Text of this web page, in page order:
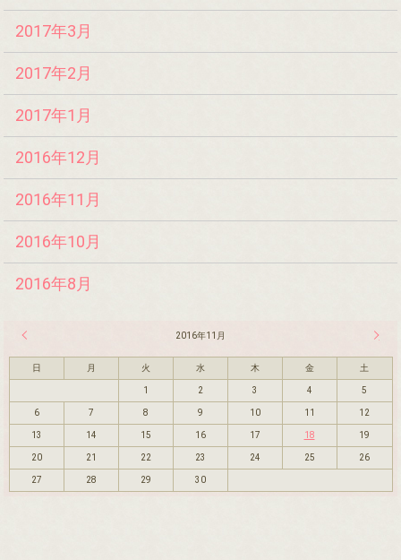
2017年3月
2017年2月
2017年1月
2016年12月
2016年11月
2016年10月
2016年8月
2016年11月
日 月 火 水 木 金 土
1 2 3 4 5
6 7 8 9 10 11 12
13 14 15 16 17 18 19
20 21 22 23 24 25 26
27 28 29 30